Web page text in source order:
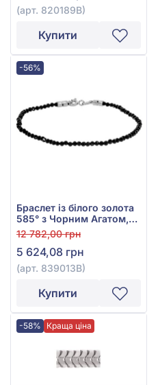
(арт. 820189В)
Купити
-56%
Браслет із білого золота
585° з Чорним Агатом,
арт. 839013В
12 782,00 грн
5 624,08 грн
(арт. 839013В)
Купити
-58% Краща ціна